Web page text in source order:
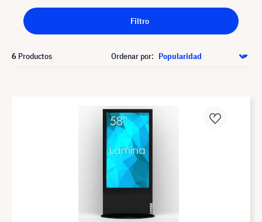
Filtro
6 Productos Ordenar por: